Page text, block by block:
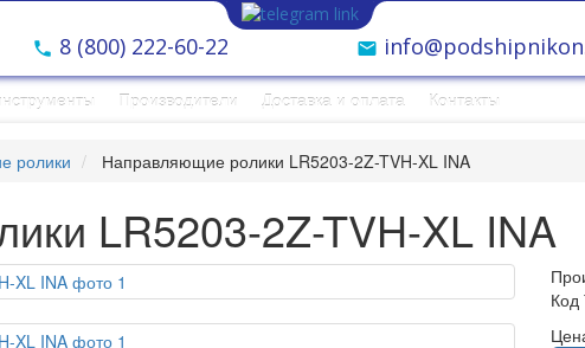
8 (800) 222-60-22
Производители Доставка и оплата Контакты
ролики Направляющие ролики LR5203-2Z-TVH-XL INA
LR5203-2Z-TVH-XL INA
Код